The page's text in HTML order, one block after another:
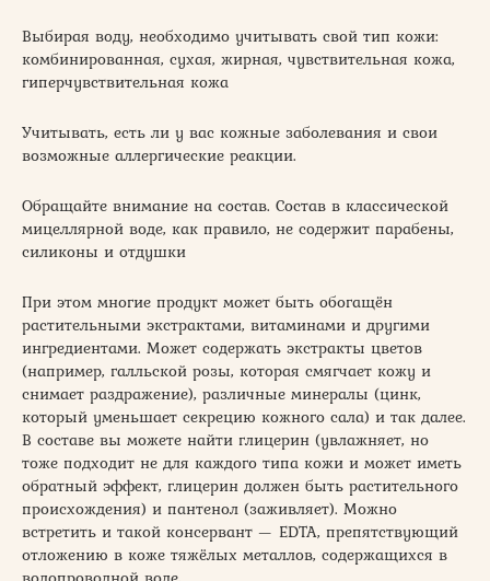
Выбирая воду, необходимо учитывать свой тип кожи:
комбинированная, сухая, жирная, чувствительная кожа,
гиперчувствительная кожа
Учитывать, есть ли у вас кожные заболевания и свои
возможные аллергические реакции.
Обращайте внимание на состав. Состав в классической
мицеллярной воде, как правило, не содержит парабены,
силиконы и отдушки
При этом многие продукт может быть обогащён
растительными экстрактами, витаминами и другими
ингредиентами. Может содержать экстракты цветов
(например, галльской розы, которая смягчает кожу и
снимает раздражение), различные минералы (цинк,
который уменьшает секрецию кожного сала) и так далее.
В составе вы можете найти глицерин (увлажняет, но
тоже подходит не для каждого типа кожи и может иметь
обратный эффект, глицерин должен быть растительного
происхождения) и пантенол (заживляет). Можно
встретить и такой консервант — EDTA, препятствующий
отложению в коже тяжёлых металлов, содержащихся в